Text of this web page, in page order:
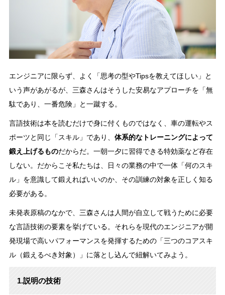
エンジニアに限らず、よく「思考の型やTipsを教えてほしい」と
いう声があがるが、三森さんはそうした安易なアプローチを「無
駄であり、一番危険」と一蹴する。
言語技術は本を読むだけで身に付くものではなく、車の運転やス
ポーツと同じ「スキル」であり、 体系的なトレーニングによって
鍛え上げるものだからだ。一朝一夕に習得できる特効薬など存在
しない。だからこそ私たちは、日々の業務の中で一体「何のスキ
ル」を意識して鍛えればいいのか、その訓練の対象を正しく知る
必要がある。
未発表原稿のなかで、三森さんは人間が自立して戦うために必要
な言語技術の要素を挙げている。それらを現代のエンジニアが開
発現場で高いパフォーマンスを発揮するための「三つのコアスキ
ル（鍛えるべき対象）」に落とし込んで紐解いてみよう。
1.説明の技術